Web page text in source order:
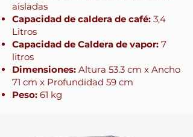
aisladas
Capacidad de caldera de café: 3,4
Litros
Capacidad de Caldera de vapor: 7
litros
Dimensiones: Altura 53.3 cm x Ancho
71 cm x Profundidad 59 cm
Peso: 61 kg